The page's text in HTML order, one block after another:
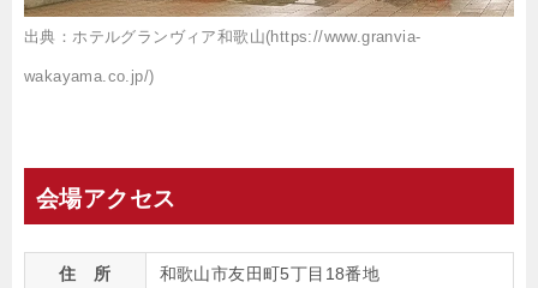
出典：ホテルグランヴィア和歌山(https://www.granvia-
wakayama.co.jp/)
会場アクセス
住 所 和歌山市友田町5丁目18番地